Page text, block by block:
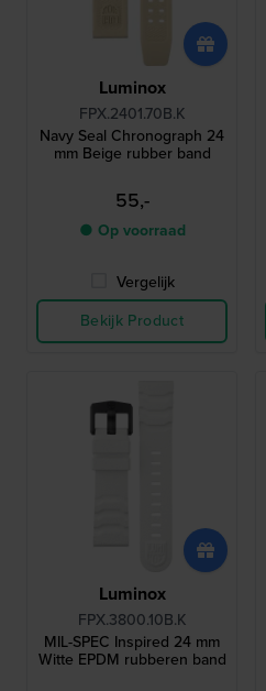
Luminox
FPX.2401.70B.K
Navy Seal Chronograph 24
mm Beige rubber band
55,-
● Op voorraad
Vergelijk
Bekijk Product
Luminox
FPX.3800.10B.K
MIL-SPEC Inspired 24 mm
Witte EPDM rubberen band